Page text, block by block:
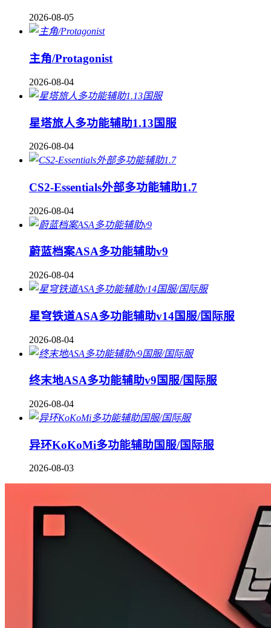
2026-08-05
主角/Protagonist
2026-08-04
星塔旅人多功能辅助1.13国服
2026-08-04
CS2-Essentials外部多功能辅助1.7
2026-08-04
蔚蓝档案ASA多功能辅助v9
2026-08-04
星穹铁道ASA多功能辅助v14国服/国际服
2026-08-04
终末地ASA多功能辅助v9国服/国际服
2026-08-04
异环KoKoMi多功能辅助国服/国际服
2026-08-03